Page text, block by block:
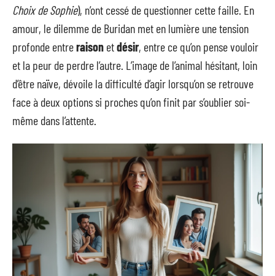
Choix de Sophie), n’ont cessé de questionner cette faille. En
amour, le dilemme de Buridan met en lumière une tension
profonde entreraison etdésir, entre ce qu’on pense vouloir
et la peur de perdre l’autre. L’image de l’animal hésitant, loin
d’être naïve, dévoile la difficulté d’agir lorsqu’on se retrouve
face à deux options si proches qu’on finit par s’oublier soi-
même dans l’attente.